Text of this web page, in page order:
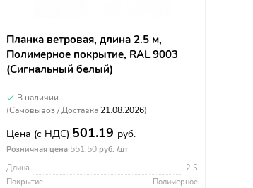
Планка ветровая, длина 2.5 м,
Полимерное покрытие, RAL 9003
(Сигнальный белый)
В наличии
(Самовывоз / Доставка 21.08.2026)
Цена (с НДС) 501.19 руб.
Розничная цена 551.50руб. /шт
Длина
2.5
Покрытие
Полимерное